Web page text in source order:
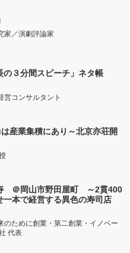
家／演劇評論家
の３分間スピーチ」ネタ帳
営コンサルタント
産業集積にあり～北京亦荘開
＠岡山市野田屋町 ～2貫400
一本で経営する異色の寿司店
のために創業・第二創業・イノベー
代表